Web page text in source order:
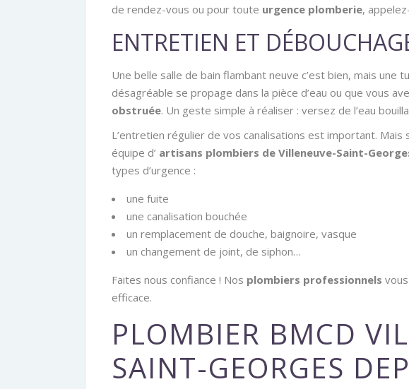
de rendez-vous ou pour toute urgence plomberie,
ENTRETIEN ET
Une belle salle de bain flambant neuve c’est bien, mais une
désagréable se propage dans la pièce d’eau ou que vous
obstruée. Un geste simple à réaliser : versez de l’eau
L’entretien régulier de vos canalisations est important.
équipe d’ artisans plombiers de Villeneuve-Saint-
types d’urgence :
une fuite
une canalisation bouchée
un remplacement de douche, baignoire, vasque
un changement de joint, de siphon…
Faites nous confiance ! Nos plombiers professionnels
efficace.
PLOMBIER BMCD
SAINT-GEORGES